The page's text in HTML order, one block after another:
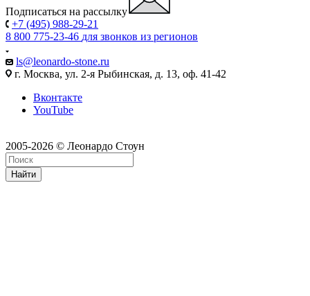
Подписаться на рассылку
+7 (495) 988-29-21
8 800 775-23-46 для звонков из регионов
ls@leonardo-stone.ru
г. Москва, ул. 2-я Рыбинская, д. 13, оф. 41-42
Вконтакте
YouTube
2005-2026 © Леонардо Стоун
Найти